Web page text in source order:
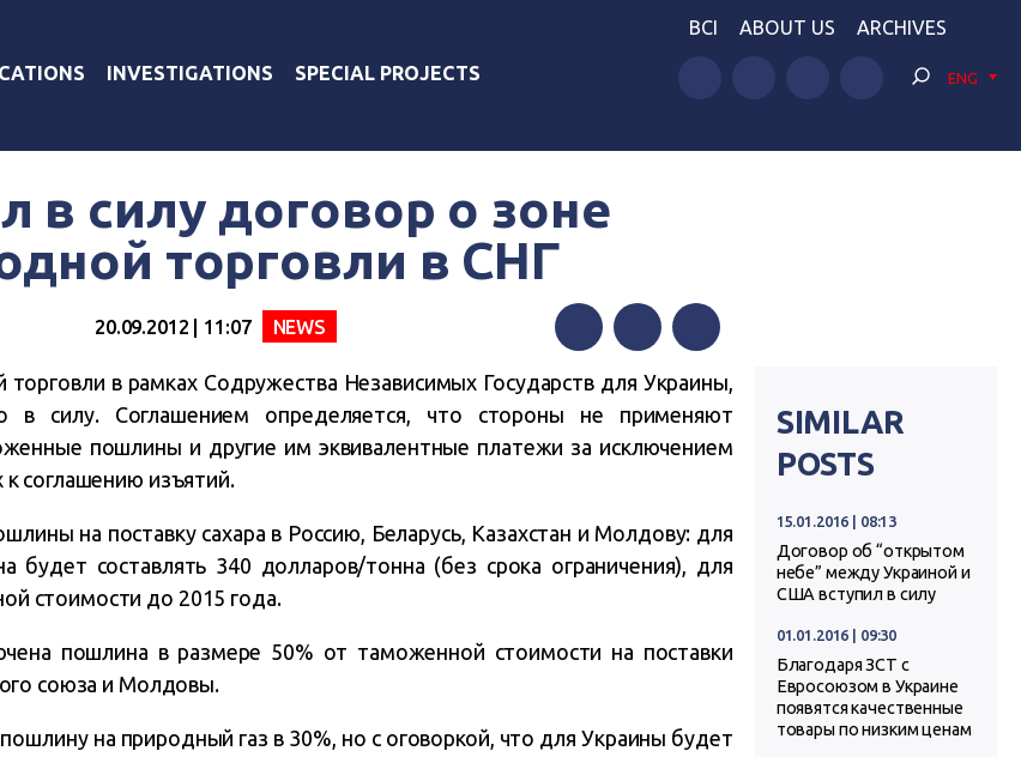
INVESTIGATIONS SPECIAL PROJECTS
BCI ABOUT US ARCHIVES
ENG
в силу договор о зоне
торговли в СНГ
20.09.2012 | 11:07 NEWS
FacebookTwitterTelegram
в рамках Содружества Независимых Государств для Украины,
в силу. Соглашением определяется, что стороны не применяют
пошлины и другие им эквивалентные платежи за исключением
соглашению изъятий.
на поставку сахара в Россию, Беларусь, Казахстан и Молдову: для
будет составлять 340 долларов/тонна (без срока ограничения), для
стоимости до 2015 года.
пошлина в размере 50% от таможенной стоимости на поставки
союза и Молдовы.
на природный газ в 30%, но с оговоркой, что для Украины будет
SIMILAR
POSTS
15.01.2016 | 08:13
Договор об “открытом
небе” между Украиной и
США вступил в силу
01.01.2016 | 09:30
Благодаря ЗСТ с
Евросоюзом в Украине
появятся качественные
товары по низким ценам